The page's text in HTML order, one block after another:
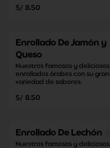
S/ 8.50
Enrollado De Jamón y
Queso
Nuestros famosos y deliciosos
enrollados árabes con su gran
variedad de sabores.
S/ 8.50
Enrollado De Lechón
Nuestros famosos y deliciosos